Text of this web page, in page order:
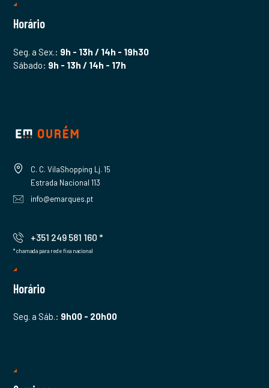
Horário
Seg. a Sex.: 9h - 13h / 14h - 19h30
Sábado: 9h - 13h / 14h - 17h
C. C. VilaShopping Lj. 15
Estrada Nacional 113
info@emarques.pt
+351 249 581 160 *
* chamada para rede fixa nacional
Horário
Seg. a Sáb.: 9h00 - 20h00